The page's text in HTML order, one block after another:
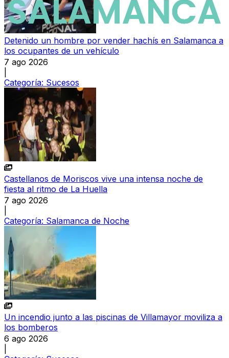
Detenido un hombre por vender hachís en Salamanca a
los ocupantes de un vehículo
7 ago 2026
Categoría: Sucesos
Castellanos de Moriscos vive una intensa noche de
fiesta al ritmo de La Huella
7 ago 2026
Categoría: Salamanca de Noche
Un incendio junto a las piscinas de Villamayor moviliza a
los bomberos
6 ago 2026